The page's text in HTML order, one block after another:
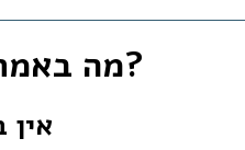
מה באמת קורה מתחת לפני השטח?